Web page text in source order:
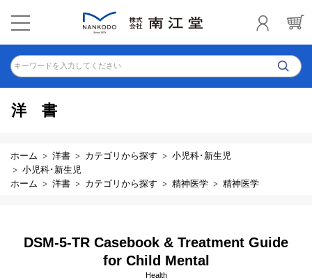
キーワードを入力してください
洋書
ホーム 洋書 カテゴリから探す
小児科･新生児
小児科･新生児
ホーム
洋書 カテゴリから探す 精神医学 精神医学
DSM-5-TR Casebook & Treatment Guide
for Child Mental
Health